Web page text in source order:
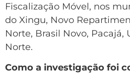
Fiscalização Móvel, nos
do Xingu, Novo
Norte, Brasil Novo, Pacajá,
Norte.
Como a investigação foi